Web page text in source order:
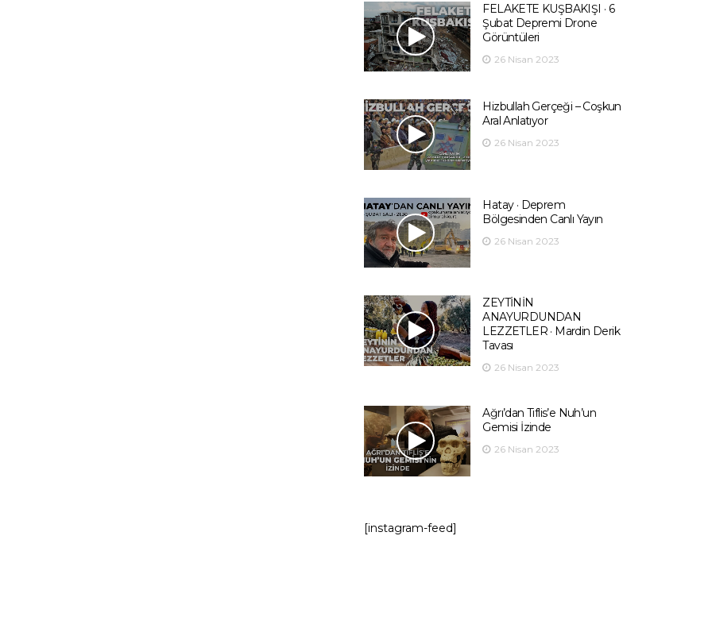
FELAKETE KUŞBAKIŞI · 6
Şubat Depremi Drone
Görüntüleri
26 Nisan 2023
Hizbullah Gerçeği – Coşkun
Aral Anlatıyor
26 Nisan 2023
Hatay · Deprem
Bölgesinden Canlı Yayın
26 Nisan 2023
ZEYTİNİN
ANAYURDUNDAN
LEZZETLER · Mardin Derik
Tavası
26 Nisan 2023
Ağrı’dan Tiflis’e Nuh’un
Gemisi İzinde
26 Nisan 2023
[instagram-feed]